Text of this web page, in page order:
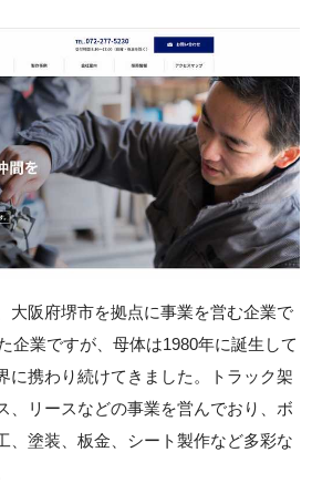
大阪府堺市を拠点に事業を営む企業で
企業ですが、母体は1980年に誕生して
に携わり続けてきました。トラック架
、リースなどの事業を営んでおり、ボ
、塗装、板金、シート製作など多彩な